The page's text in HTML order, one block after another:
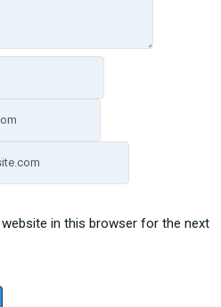
website in this browser for the next